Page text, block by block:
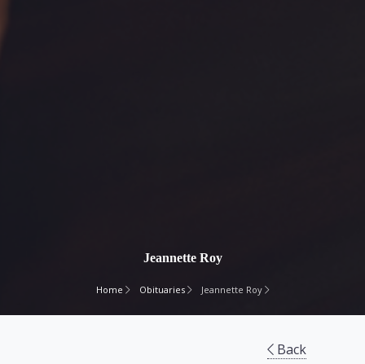
Jeannette Roy
Home Obituaries Jeannette Roy
Back